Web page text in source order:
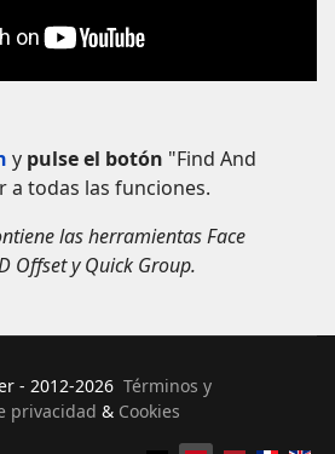
y pulse el botón "Find And
a todas las funciones.
las herramientas Face
Offset y Quick Group.
- 2012-2026 Términos y
privacidad & Cookies